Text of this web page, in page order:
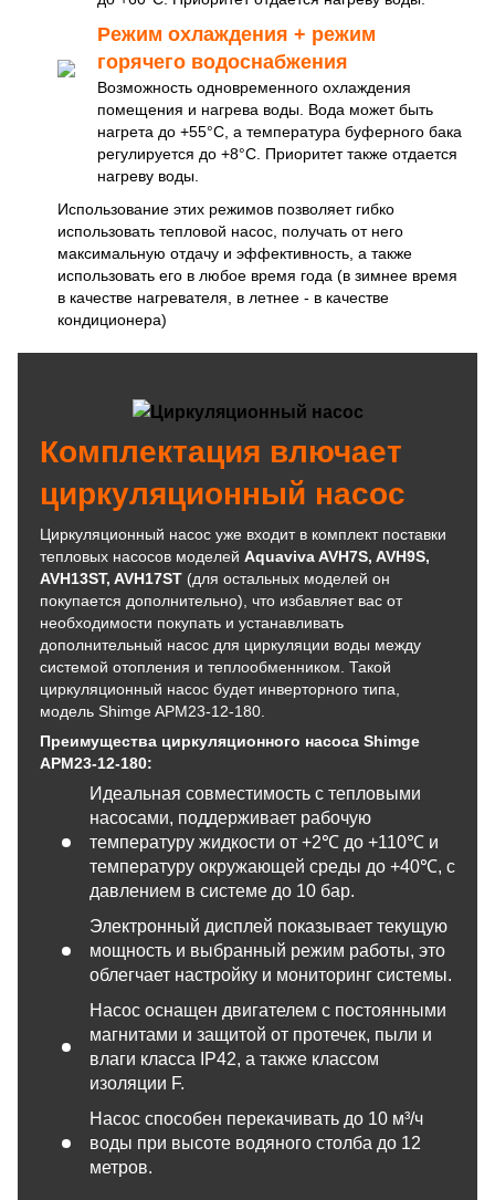
Режим охлаждения + режим
горячего водоснабжения
Возможность одновременного охлаждения
помещения и нагрева воды. Вода может быть
нагрета до +55°C, а температура буферного бака
регулируется до +8°C. Приоритет также отдается
нагреву воды.
Использование этих режимов позволяет гибко
использовать тепловой насос, получать от него
максимальную отдачу и эффективность, а также
использовать его в любое время года (в зимнее время
в качестве нагревателя, в летнее - в качестве
кондиционера)
Комплектация влючает
циркуляционный насос
Циркуляционный насос уже входит в комплект поставки
тепловых насосов моделей Aquaviva AVH7S, AVH9S,
AVH13ST, AVH17ST (для остальных моделей он
покупается дополнительно), что избавляет вас от
необходимости покупать и устанавливать
дополнительный насос для циркуляции воды между
системой отопления и теплообменником. Такой
циркуляционный насос будет инверторного типа,
модель Shimge APM23-12-180.
Преимущества циркуляционного насоса Shimge
APM23-12-180:
Идеальная совместимость с тепловыми
насосами, поддерживает рабочую
температуру жидкости от +2℃ до +110℃ и
температуру окружающей среды до +40℃, с
давлением в системе до 10 бар.
Электронный дисплей показывает текущую
мощность и выбранный режим работы, это
облегчает настройку и мониторинг системы.
Насос оснащен двигателем с постоянными
магнитами и защитой от протечек, пыли и
влаги класса IP42, а также классом
изоляции F.
Насос способен перекачивать до 10 м³/ч
воды при высоте водяного столба до 12
метров.